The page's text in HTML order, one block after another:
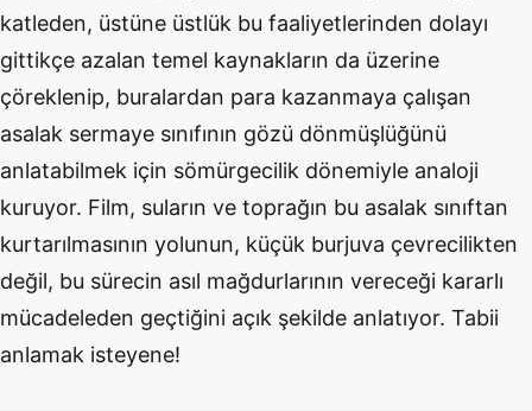
katleden, üstüne üstlük bu faaliyetlerinden dolayı
gittikçe azalan temel kaynakların da üzerine
çöreklenip, buralardan para kazanmaya çalışan
asalak sermaye sınıfının gözü dönmüşlüğünü
anlatabilmek için sömürgecilik dönemiyle analoji
kuruyor. Film, suların ve toprağın bu asalak sınıftan
kurtarılmasının yolunun, küçük burjuva çevrecilikten
değil, bu sürecin asıl mağdurlarının vereceği kararlı
mücadeleden geçtiğini açık şekilde anlatıyor. Tabii
anlamak isteyene!